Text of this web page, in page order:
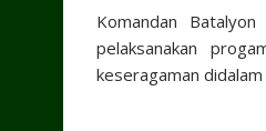
Komandan
pelaksanakan
keseragaman didalam